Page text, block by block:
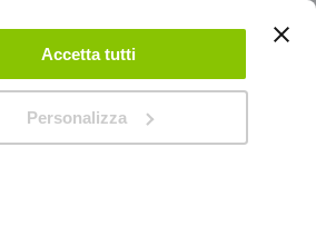
Accetta tutti
Personalizza
CREA UN ACCOUNT CONTATTACI